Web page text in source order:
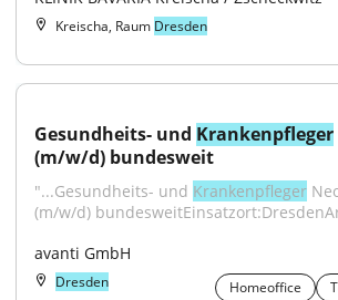
Kreischa, Raum Dresden
Gesundheits- und Krankenpfleger
(m/w/d) bundesweit
"...Gesundheits- und Krankenpfleger
(m/w/d)
avanti GmbH
Dresden Homeoffice